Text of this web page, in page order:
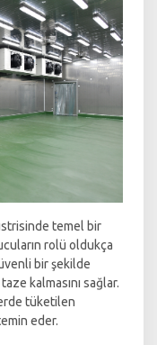
temel bir
rolü oldukça
bir şekilde
kalmasını sağlar.
tüketilen
eder.